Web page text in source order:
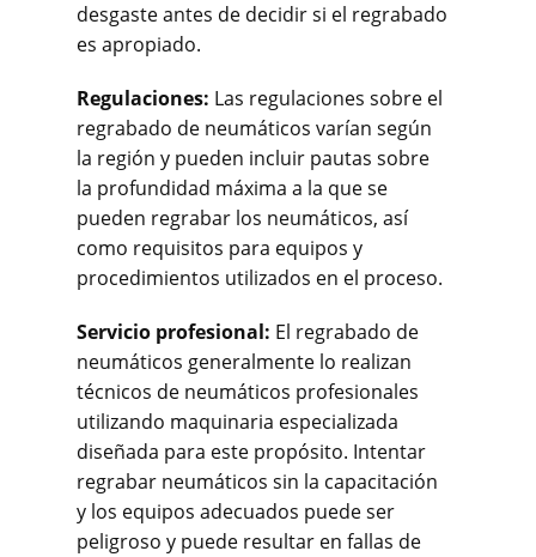
desgaste antes de decidir si el regrabado
es apropiado.
Regulaciones: Las regulaciones sobre el
regrabado de neumáticos varían según
la región y pueden incluir pautas sobre
la profundidad máxima a la que se
pueden regrabar los neumáticos, así
como requisitos para equipos y
procedimientos utilizados en el proceso.
Servicio profesional: El regrabado de
neumáticos generalmente lo realizan
técnicos de neumáticos profesionales
utilizando maquinaria especializada
diseñada para este propósito. Intentar
regrabar neumáticos sin la capacitación
y los equipos adecuados puede ser
peligroso y puede resultar en fallas de